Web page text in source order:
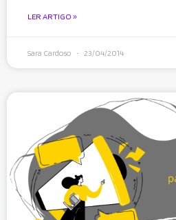
LER ARTIGO »
Sara Cardoso 23/04/2014